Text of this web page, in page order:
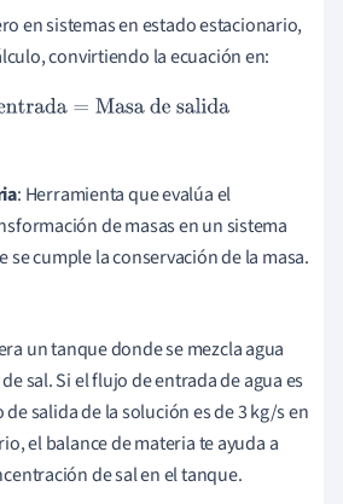
en sistemas en estado estacionario,
convirtiendo la ecuación en:
entrada=Masa de salida
: Herramienta que evalúa el
de masas en un sistema
se cumple la conservación de la masa.
un tanque donde se mezcla agua
sal. Si el flujo de entrada de agua es
salida de la solución es de 3 kg/s en
el balance de materia te ayuda a
de sal en el tanque.